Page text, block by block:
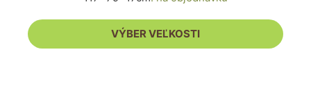
VÝBER VEĽKOSTI
vybrať